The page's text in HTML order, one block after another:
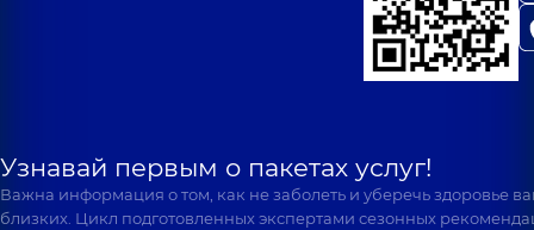
Узнавай первым о пакетах услуг!
Важна информация о том, как не заболеть и уберечь здоровье
близких. Цикл подготовленных экспертами сезонных